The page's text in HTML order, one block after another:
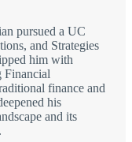
pursued a UC
and Strategies
him with
Financial
finance and
his
and its